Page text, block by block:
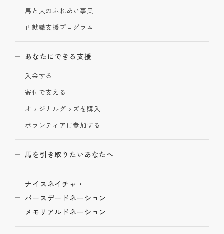
馬と人のふれあい事業
再就職支援プログラム
あなたにできる支援
入会する
寄付で支える
オリジナルグッズを購入
ボランティアに参加する
馬を引き取りたいあなたへ
ナイスネイチャ・
バースデードネーション
メモリアルドネーション